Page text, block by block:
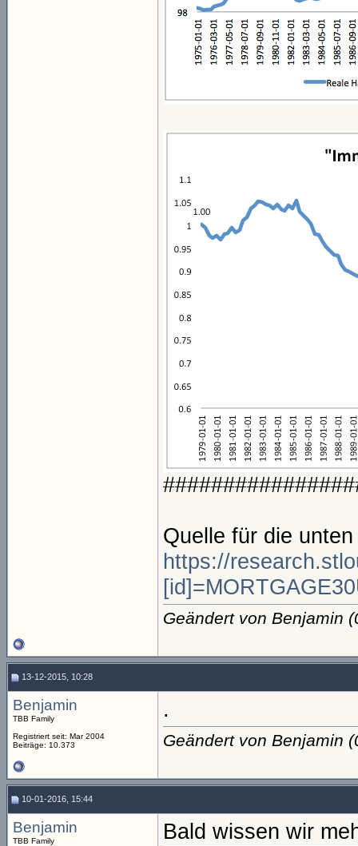
Quelle für die
https://
Geändert von Benjamin
13-12-2015, 10:28
Benjamin
TBB Family
Registriert seit: Mar 2004
Beiträge: 10.373
.
Geändert von Benjamin
10-01-2016, 15:44
Benjamin
TBB Family
Bald wissen wir